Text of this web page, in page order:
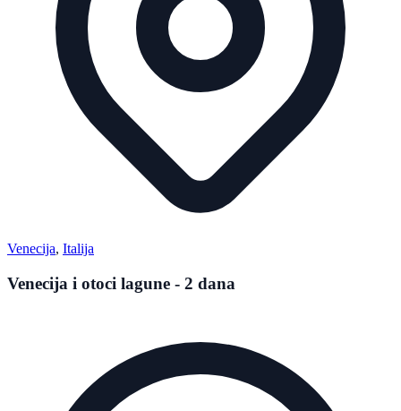
Venecija, Italija
Venecija i otoci lagune - 2 dana